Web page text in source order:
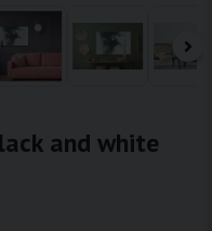
and white